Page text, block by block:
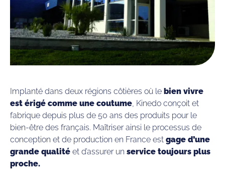
Implanté dans deux régions côtières où le bien vivre
est érigé comme une coutume , Kinedo conçoit et
fabrique depuis plus de 50 ans des produits pour le
bien-être des français. Maîtriser ainsi le processus de
conception et de production en France est gage d’une
grande qualité et d’assurer un service toujours plus
proche.